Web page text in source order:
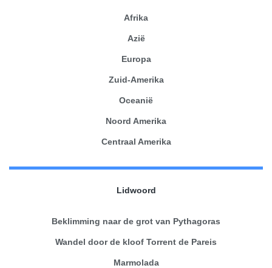
Afrika
Azië
Europa
Zuid-Amerika
Oceanië
Noord Amerika
Centraal Amerika
Lidwoord
Beklimming naar de grot van Pythagoras
Wandel door de kloof Torrent de Pareis
Marmolada